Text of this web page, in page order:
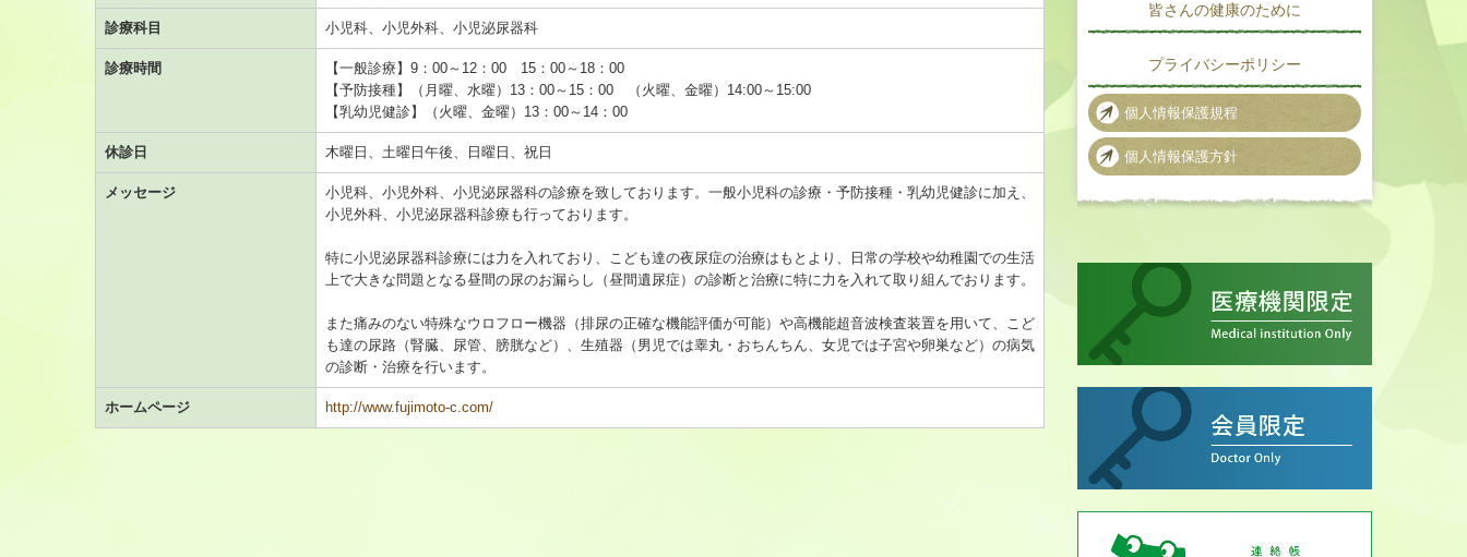
診療科目 小児科、小児外科、小児泌尿器科
診療時間
【一般診療】9：00～12：00 15：00～18：00
【予防接種】（月曜、水曜）13：00～15：00 （火曜、金曜）14:00～15:00
【乳幼児健診】（火曜、金曜）13：00～14：00
休診日 木曜日、土曜日午後、日曜日、祝日
メッセージ
小児科、小児外科、小児泌尿器科の診療を致しております。一般小児科の診療・予防接種・乳幼児健診に加え、
小児外科、小児泌尿器科診療も行っております。
特に小児泌尿器科診療には力を入れており、こども達の夜尿症の治療はもとより、日常の学校や幼稚園での生活
上で大きな問題となる昼間の尿のお漏らし（昼間遺尿症）の診断と治療に特に力を入れて取り組んでおります。
また痛みのない特殊なウロフロー機器（排尿の正確な機能評価が可能）や高機能超音波検査装置を用いて、こど
も達の尿路（腎臓、尿管、膀胱など）、生殖器（男児では睾丸・おちんちん、女児では子宮や卵巣など）の病気
の診断・治療を行います。
ホームページ http://www.fujimoto-c.com/
皆さんの健康のために
プライバシーポリシー
個人情報保護規程
個人情報保護方針